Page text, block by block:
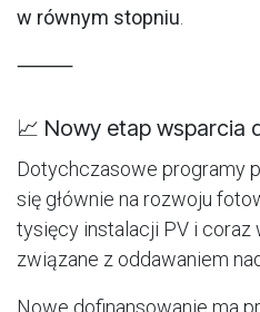
w równym stopniu
⸻
📈 Nowy etap wsparcia
Dotychczasowe programy
się głównie na rozwoju
tysięcy instalacji PV i coraz
związane z oddawaniem
Nowe dofinansowanie ma